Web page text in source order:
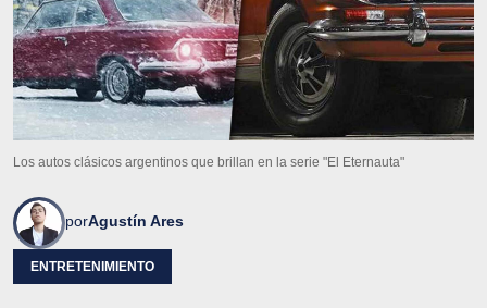
Los autos clásicos argentinos que brillan en la serie "El Eternauta"
porAgustín Ares
ENTRETENIMIENTO